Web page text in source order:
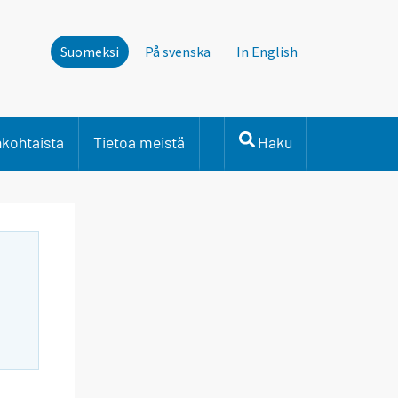
Suomeksi På svenska In English
Tietoa meistä Haku